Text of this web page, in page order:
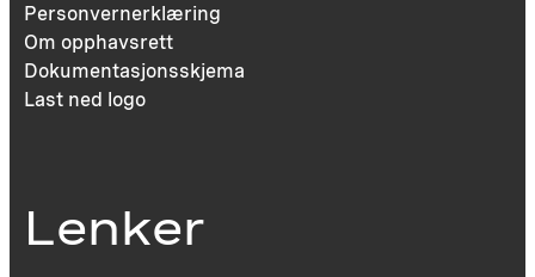
Personvernerklæring
Om opphavsrett
Dokumentasjonsskjema
Last ned logo
Lenker